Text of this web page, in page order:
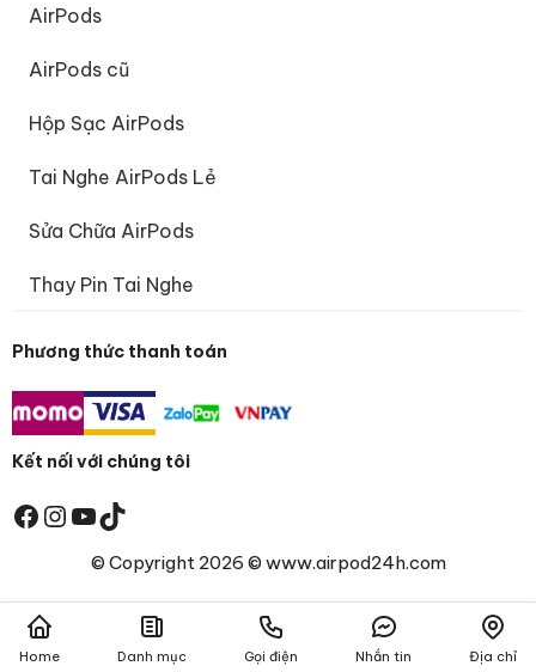
AirPods
AirPods cũ
Hộp Sạc AirPods
Tai Nghe AirPods Lẻ
Sửa Chữa AirPods
Thay Pin Tai Nghe
Phương thức thanh toán
Kết nối với chúng tôi
Facebook
Instagram
Youtube
TikTok
© Copyright 2026 © www.airpod24h.com
Home Danh mục Gọi điện Nhắn tin Địa chỉ